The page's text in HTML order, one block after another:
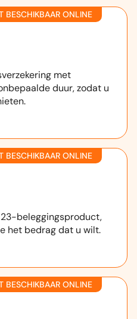
BESCHIKBAAR ONLINE
met
duur, zodat u
BESCHIKBAAR ONLINE
beleggingsproduct,
het bedrag dat u wilt.
BESCHIKBAAR ONLINE